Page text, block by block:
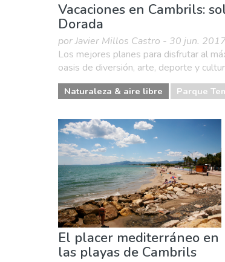
Vacaciones en Cambrils:
Dorada
por Javier Millos Castro - 30 jun.
Los mejores planes para disfrutar al
oasis de diversión, arte, deporte y
Naturaleza & aire libre Parque
El placer mediterráneo en
las playas de Cambrils